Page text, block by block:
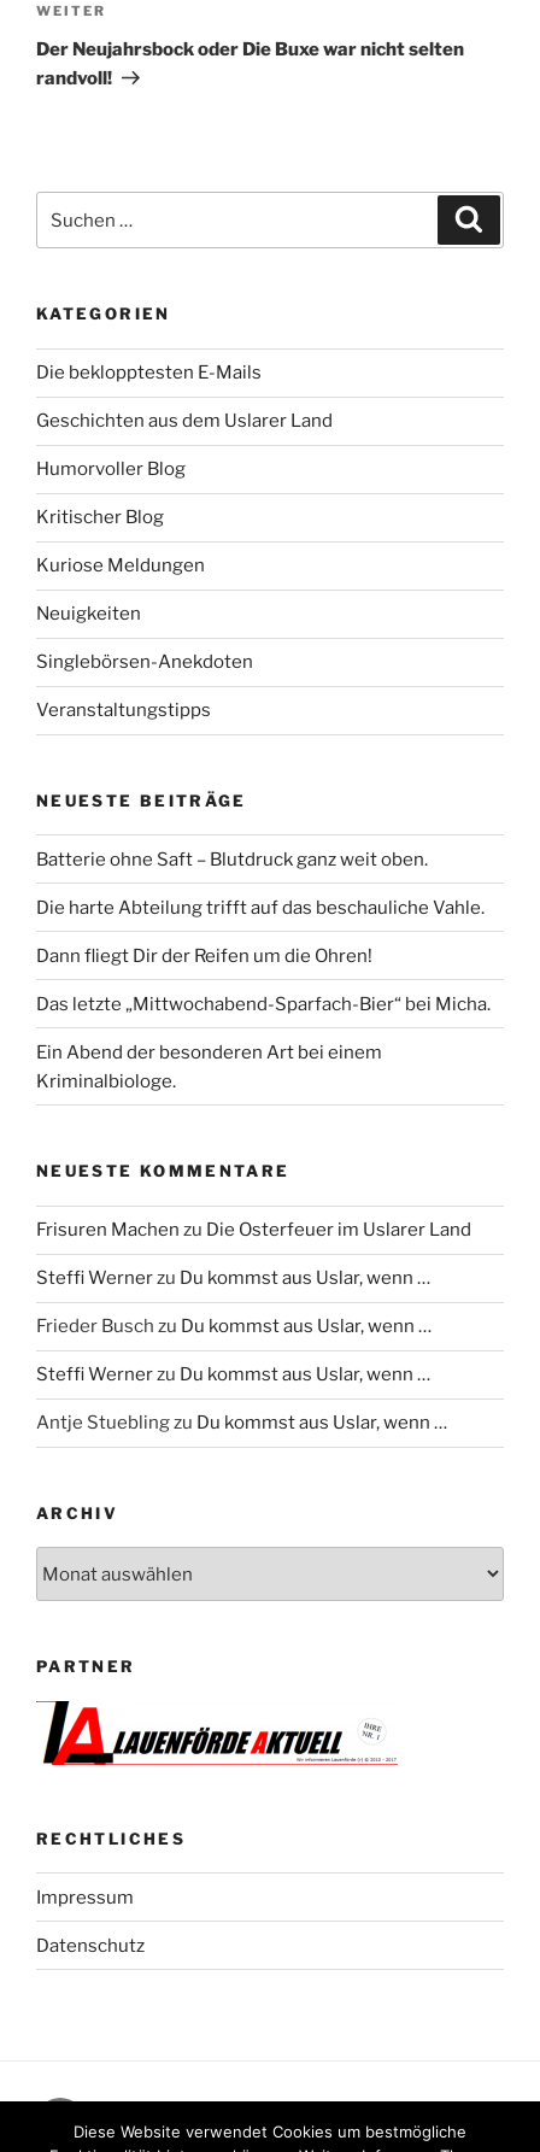
Nächster
Beitrag
WEITER
Der Neujahrsbock oder Die Buxe war nicht selten
randvoll!
nach:
KATEGORIEN
Die beklopptesten E-Mails
Geschichten aus dem Uslarer Land
Humorvoller Blog
Kritischer Blog
Kuriose Meldungen
Neuigkeiten
Singlebörsen-Anekdoten
Veranstaltungstipps
NEUESTE BEITRÄGE
Batterie ohne Saft – Blutdruck ganz weit oben.
Die harte Abteilung trifft auf das beschauliche Vahle.
Dann fliegt Dir der Reifen um die Ohren!
Das letzte „Mittwochabend-Sparfach-Bier“ bei Micha.
Ein Abend der besonderen Art bei einem
Kriminalbiologe.
NEUESTE KOMMENTARE
Frisuren Machen zu Die Osterfeuer im Uslarer Land
Steffi Wernerzu Du kommst aus Uslar, wenn …
Frieder Busch zu Du kommst aus Uslar, wenn …
Steffi Wernerzu Du kommst aus Uslar, wenn …
Antje Stueblingzu Du kommst aus Uslar, wenn …
ARCHIV
PARTNER
RECHTLICHES
Impressum
Datenschutz
Diese Website verwendet Cookies um bestmögliche